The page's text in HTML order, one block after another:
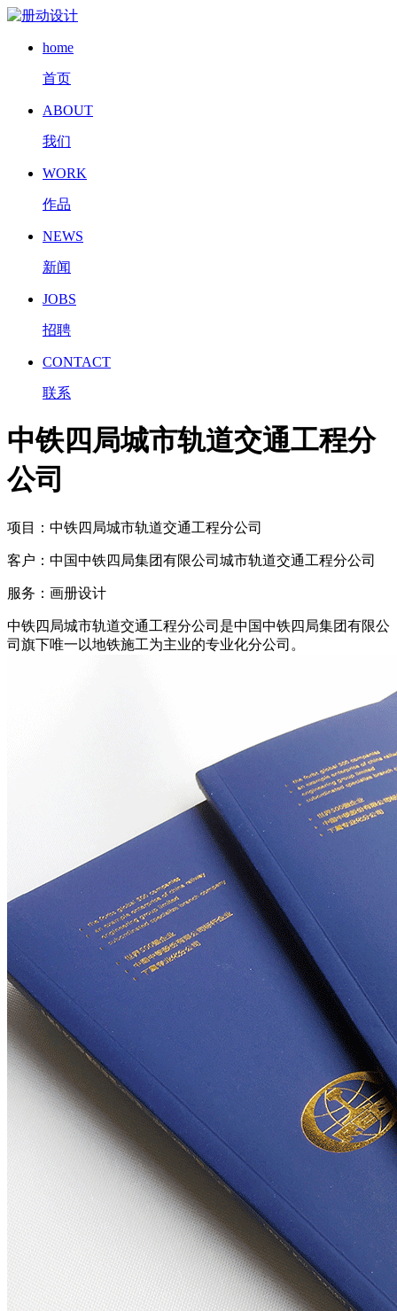
home
首页
ABOUT
我们
WORK
作品
NEWS
新闻
JOBS
招聘
CONTACT
联系
中铁四局城市轨道交通工程分
公司
项目： 中铁四局城市轨道交通工程分公司
客户： 中国中铁四局集团有限公司城市轨道交通工程分公司
服务： 画册设计
中铁四局城市轨道交通工程分公司是中国中铁四局集团有限公
司旗下唯一以地铁施工为主业的专业化分公司。